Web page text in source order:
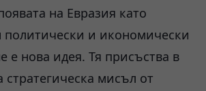
на Евразия като
политически и икономически
е нова идея. Тя присъства в
стратегическа мисъл от